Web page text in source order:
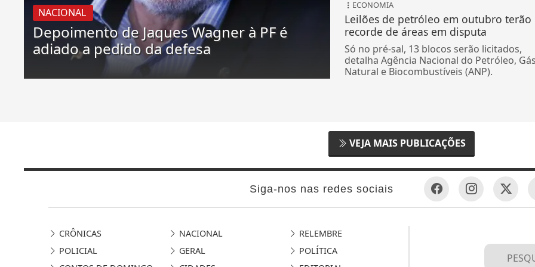
NACIONAL
Depoimento de Jaques Wagner à PF é
adiado a pedido da defesa
ECONOMIA
Leilões de petróleo em outubro terão
recorde de áreas em disputa
Só no pré-sal, 13 blocos serão licitados,
detalha Agência Nacional do Petróleo,
Natural e Biocombustíveis (ANP).
VEJA MAIS PUBLICAÇÕES
Siga-nos nas redes sociais
CRÔNICAS NACIONAL
RELEMBRE
POLICIAL
GERAL
POLÍTICA